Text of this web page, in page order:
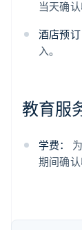
当天确认
酒店预订
入。
教育服
学费：
期间确认
阿联酋
爱尔兰
English
Deutsch
澳大利
巴西